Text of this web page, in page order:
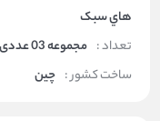
هاي سبک
تعداد : مجموعه 03 عددی
ساخت کشور : چین